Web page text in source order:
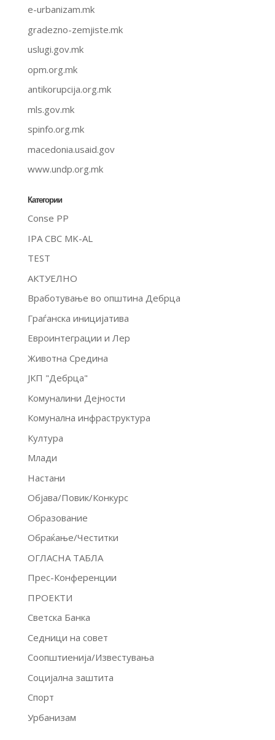
e-urbanizam.mk
gradezno-zemjiste.mk
uslugi.gov.mk
opm.org.mk
antikorupcija.org.mk
mls.gov.mk
spinfo.org.mk
macedonia.usaid.gov
www.undp.org.mk
Категории
Conse PP
IPA CBC MK-AL
TEST
АКТУЕЛНО
Вработување во општина Дебрца
Граѓанска иницијатива
Евроинтеграции и Лер
Животна Средина
ЈКП "Дебрца"
Комуналини Дејности
Комунална инфраструктура
Култура
Млади
Настани
Објава/Повик/Конкурс
Образование
Обраќање/Честитки
ОГЛАСНА ТАБЛА
Прес-Конференции
ПРОЕКТИ
Светска Банка
Седници на совет
Соопштиенија/Известувања
Социјална заштита
Спорт
Урбанизам